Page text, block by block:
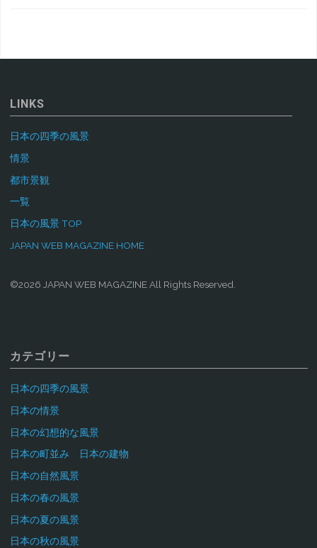
LINKS
日本の四季の風景
情景
都市景観
一覧
日本の風景 TOP
JAPAN WEB MAGAZINE HOME
©2026 JAPAN WEB MAGAZINE All Rights Reserved.
カテゴリー
日本の四季の風景
日本の情景
日本の幻想的な風景
日本の町並み 日本の建物
日本の自然風景
日本の春の風景
日本の夏の風景
日本の秋の風景